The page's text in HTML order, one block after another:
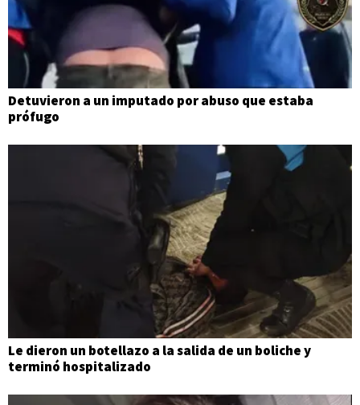
Detuvieron a un imputado por abuso que estaba
prófugo
Le dieron un botellazo a la salida de un boliche y
terminó hospitalizado